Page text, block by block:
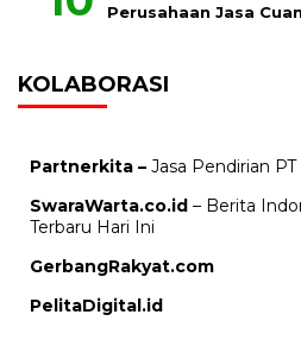
Perusahaan Jasa Cuan
KOLABORASI
Partnerkita – Jasa Pendirian
SwaraWarta.co.id – Berita
Terbaru Hari Ini
GerbangRakyat.com
PelitaDigital.id